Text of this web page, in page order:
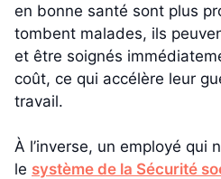
en bonne santé sont plus
tombent malades, ils
et être soignés
coût, ce qui accélère leur
travail.
À l’inverse, un employé qui
le système de la Sécurité